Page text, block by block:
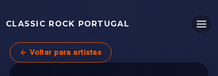
CLASSIC ROCK PORTUGAL
← Voltar para artistas